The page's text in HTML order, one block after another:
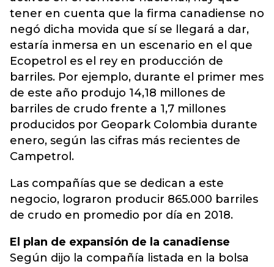
tener en cuenta que la firma canadiense no
negó dicha movida que sí se llegará a dar,
estaría inmersa en un escenario en el que
Ecopetrol es el rey en producción de
barriles. Por ejemplo, durante el primer mes
de este año produjo 14,18 millones de
barriles de crudo frente a 1,7 millones
producidos por Geopark Colombia durante
enero, según las cifras más recientes de
Campetrol.
Las compañías que se dedican a este
negocio, lograron producir 865.000 barriles
de crudo en promedio por día en 2018.
El plan de expansión de la canadiense
Según dijo la compañía listada en la bolsa